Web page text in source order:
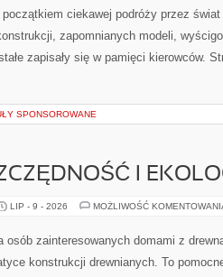
ciekawej podróży przez
zapomnianych modeli,
zapisały się w pamięci kierowców.
SPONSOROWANE
I
LIP - 9 - 2026 MOŻLIWOŚĆ
osób zainteresowanych domami z
konstrukcji drewnianych. To